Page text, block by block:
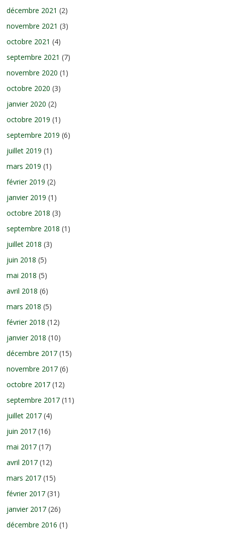
décembre 2021 (2)
novembre 2021 (3)
octobre 2021 (4)
septembre 2021 (7)
novembre 2020 (1)
octobre 2020 (3)
janvier 2020 (2)
octobre 2019 (1)
septembre 2019 (6)
juillet 2019 (1)
mars 2019 (1)
février 2019 (2)
janvier 2019 (1)
octobre 2018 (3)
septembre 2018 (1)
juillet 2018 (3)
juin 2018 (5)
mai 2018 (5)
avril 2018 (6)
mars 2018 (5)
février 2018 (12)
janvier 2018 (10)
décembre 2017 (15)
novembre 2017 (6)
octobre 2017 (12)
septembre 2017 (11)
juillet 2017 (4)
juin 2017 (16)
mai 2017 (17)
avril 2017 (12)
mars 2017 (15)
février 2017 (31)
janvier 2017 (26)
décembre 2016 (1)